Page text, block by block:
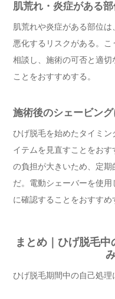
肌荒れ・炎症がある
肌荒れや炎症がある部位
悪化するリスクがある。
相談し、施術の可否と適
ことをおすすめする。
施術後のシェービン
ひげ脱毛を始めたタイミ
イテムを見直すことをお
の負担が大きいため、定
だ。電動シェーバーを使
に確認することをおすすめ
まとめ｜ひげ脱毛
ひげ脱毛期間中の自己処理